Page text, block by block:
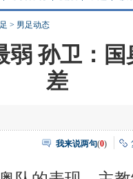
> 男足动态
弱 孙卫：
差
我来说两句(0)